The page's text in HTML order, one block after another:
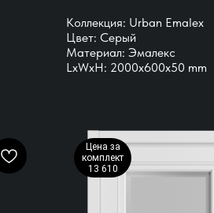
Коллекция: Urban Emalex
Цвет: Серый
Материал: Эмалекс
LxWxH: 2000x600x50 mm
Цена за
комплект
13 610